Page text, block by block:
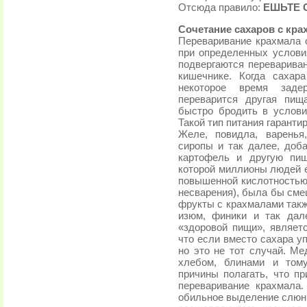
Отсюда правило: ЕШЬТЕ
Сочетание сахаров с
Переваривание
при определенных
подвергаются
кишечнике. Когда
некоторое время
переварится другая
быстро бродить в
Такой тип питания
Желе, повидла,
сиропы и так далее,
картофель и другую
которой миллионы людей
повышенной
несварения), была бы
фрукты с крахмалами
изюм, финики и так
«здоровой пищи»,
что если вместо сахара
но это не тот случай.
хлебом, блинами и
причины полагать, что
переваривание
обильное выделение